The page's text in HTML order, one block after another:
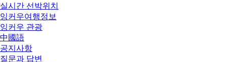
실시간 선박위치
잉커우여행정보
잉커우 관광
中國語
공지사항
질문과 답변